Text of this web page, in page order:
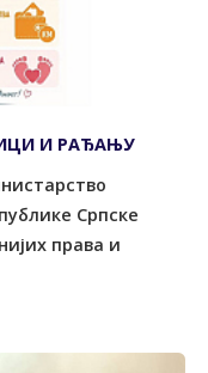
И РАЂАЊУ
Српске
права и